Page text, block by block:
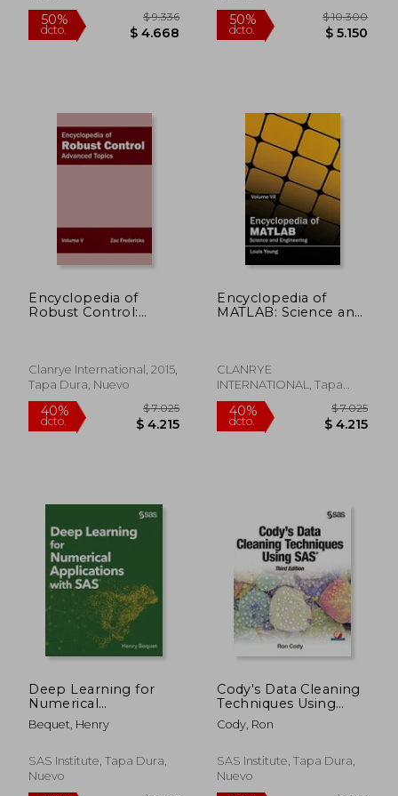
Encyclopedia of
Robust Control:
Clanrye International, 2015,
Tapa Dura, Nuevo
Encyclopedia of
MATLAB: Science and
CLANRYE
INTERNATIONAL, Tapa
Dura, Nuevo
Deep Learning for
Numerical
Applications with SAS
(Hardcover edition)
Bequet, Henry
SAS Institute, Tapa Dura,
Nuevo
Cody's Data Cleaning
Techniques Using
SAS, Third Edition (en
Inglés)
Cody, Ron
SAS Institute, Tapa Dura,
Nuevo